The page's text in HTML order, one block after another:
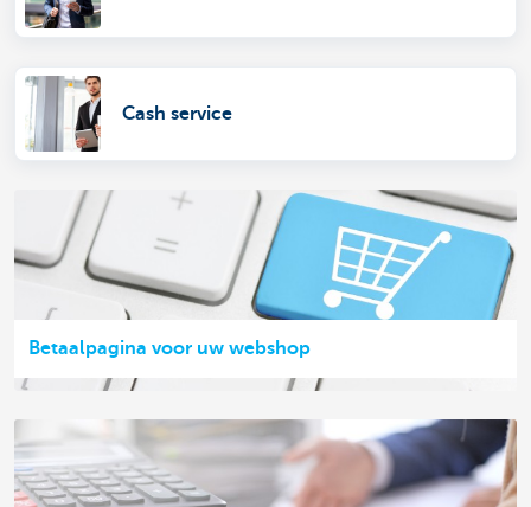
Cash service
Betaalpagina voor uw webshop